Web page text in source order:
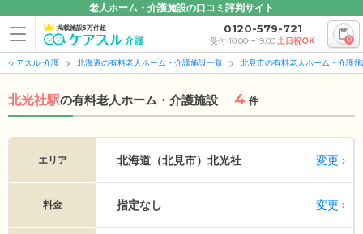
老人ホーム・介護施設の口コミ評判サイト
掲載施設5万件超 0120-579-721
受付 10:00〜19:00土日祝OK 0
ケアスル 介護 北海道の有料老人ホーム・介護施設一覧 北見市の有料老人ホーム・介護
北光社駅の有料老人ホーム・介護施設 4 件
エリア 北海道（北見市） 北光社 変更
料金 指定なし 変更